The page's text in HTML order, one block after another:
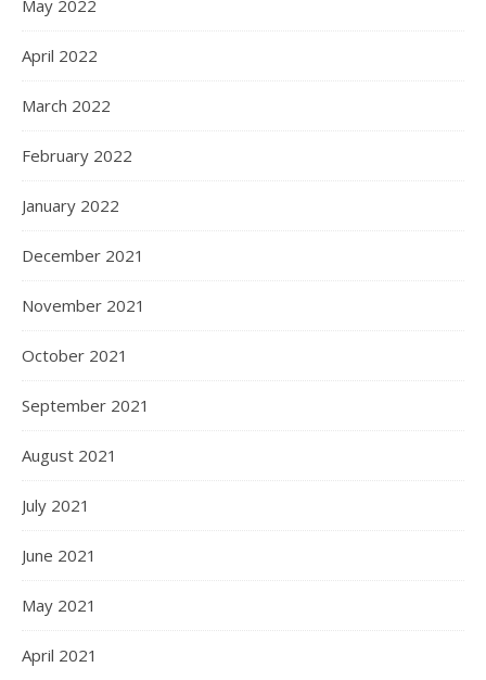
May 2022
April 2022
March 2022
February 2022
January 2022
December 2021
November 2021
October 2021
September 2021
August 2021
July 2021
June 2021
May 2021
April 2021